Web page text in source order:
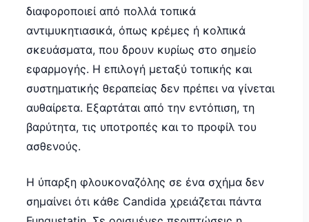
διαφοροποιεί από πολλά τοπικά
αντιμυκητιασικά, όπως κρέμες ή κολπικά
σκευάσματα, που δρουν κυρίως στο σημείο
εφαρμογής. Η επιλογή μεταξύ τοπικής και
συστηματικής θεραπείας δεν πρέπει να γίνεται
αυθαίρετα. Εξαρτάται από την εντόπιση, τη
βαρύτητα, τις υποτροπές και το προφίλ του
ασθενούς.
Η ύπαρξη φλουκοναζόλης σε ένα σχήμα δεν
σημαίνει ότι κάθε Candida χρειάζεται πάντα